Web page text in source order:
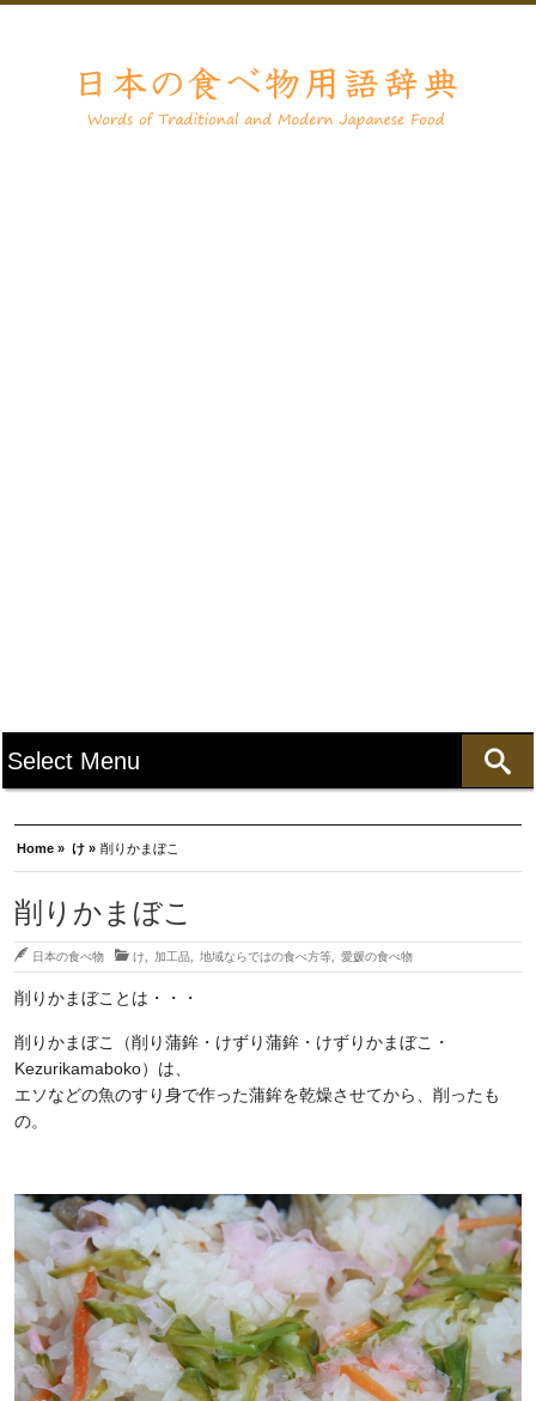
Home » け » 削りかまぼこ
削りかまぼこ
日本の食べ物 け 加工品 地域ならではの食べ方等 愛媛の食べ物
削りかまぼことは・・・
削りかまぼこ（削り蒲鉾・けずり蒲鉾・けずりかまぼこ・
Kezurikamaboko）は、
エソなどの魚のすり身で作った蒲鉾を乾燥させてから、削ったも
の。